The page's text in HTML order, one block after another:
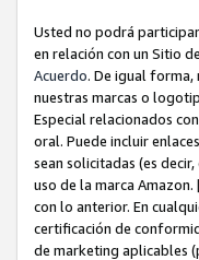
Usted no podrá
en relación con un Sitio
Acuerdo. De igual
nuestras marcas o
Especial relacionados
oral. Puede incluir
sean solicitadas (es
uso de la marca
con lo anterior. En
certificación de
de marketing aplicables